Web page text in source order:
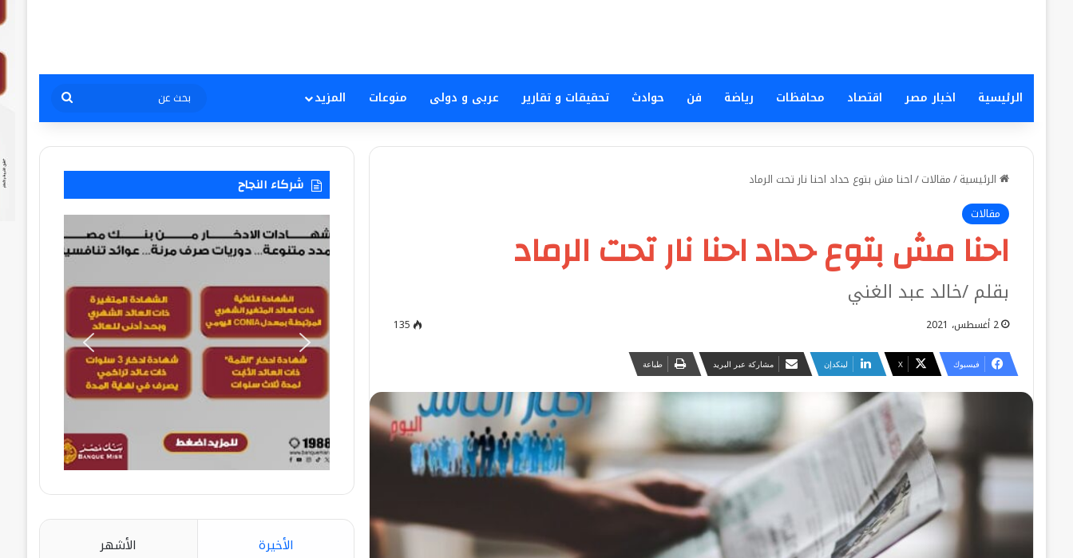
الرئيسية اخبار مصر اقتصاد محافظات رياضة فن حوادث تحقيقات و تقارير عربى و دولى منوعات المزيد
بحث
عن
الرئيسية/مقالات/احنا مش بتوع حداد احنا نار تحت الرماد
مقالات
احنا مش بتوع حداد احنا نار تحت الرماد
بقلم /خالد عبد الغني
2 أغسطس، 2021 135
فيسبوك ‫X لينكدإن مشاركة عبر البريد طباعة
شركاء النجاح
الأخيرة الأشهر